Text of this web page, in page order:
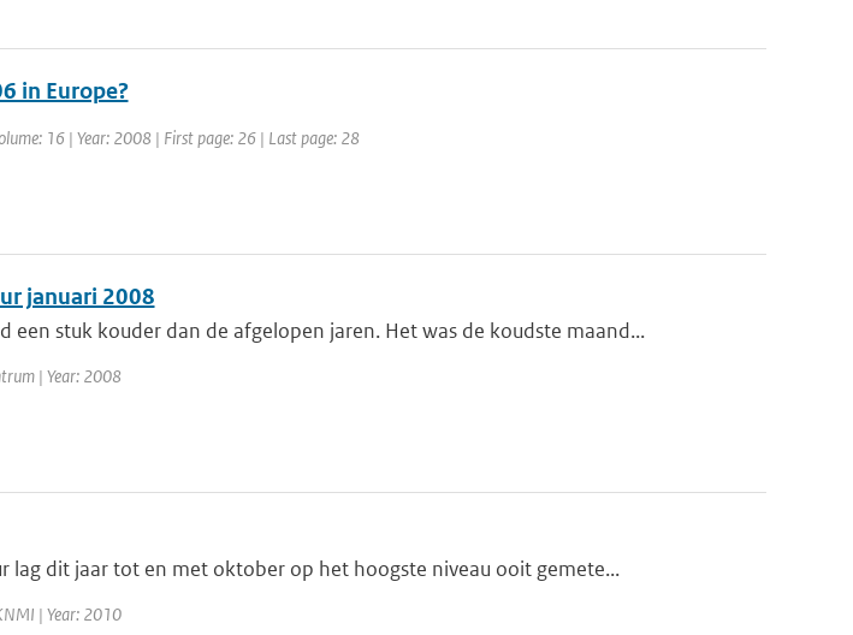
in Europe?
16 | Year: 2008 | First page: 26 | Last page: 28
januari 2008
een stuk kouder dan de afgelopen jaren. Het was de koudste maand...
| Year: 2008
lag dit jaar tot en met oktober op het hoogste niveau ooit gemete...
| Year: 2010